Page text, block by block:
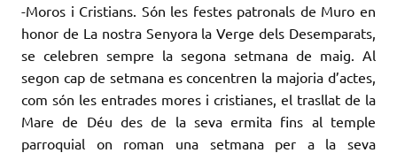
-Moros i Cristians. Són les festes patronals de Muro en
honor de La nostra Senyora la Verge dels Desemparats,
se celebren sempre la segona setmana de maig. Al
segon cap de setmana es concentren la majoria d’actes,
com són les entrades mores i cristianes, el trasllat de la
Mare de Déu des de la seva ermita fins al temple
parroquial on roman una setmana per a la seva